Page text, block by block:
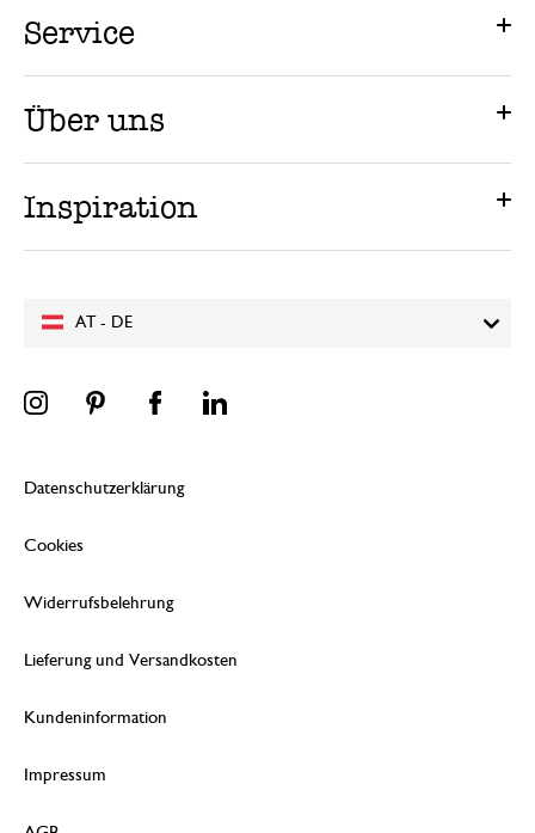
AT - DE
Service
Über uns
Inspiration
Datenschutzerklärung
Cookies
Widerrufsbelehrung
Lieferung und Versandkosten
Kundeninformation
Impressum